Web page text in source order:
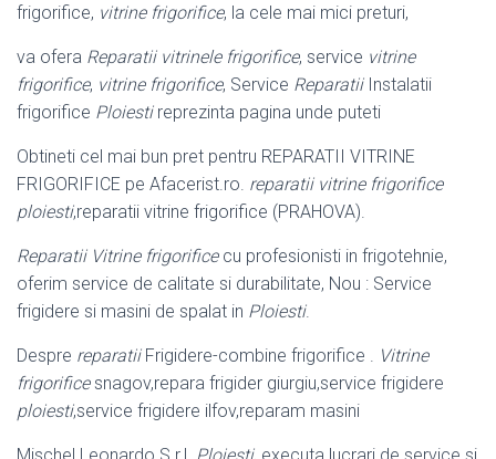
frigorifice, vitrine frigorifice, la cele mai mici preturi,
va ofera Reparatii vitrinele frigorifice, service vitrine
frigorifice, vitrine frigorifice, Service ReparatiiInstalatii
frigorifice Ploiestireprezinta pagina unde puteti
Obtineti cel mai bun pret pentru REPARATII VITRINE
FRIGORIFICE pe Afacerist.ro. reparatii vitrine frigorifice
ploiesti,reparatii vitrine frigorifice (PRAHOVA).
Reparatii Vitrine frigorificecu profesionisti in frigotehnie,
oferim service de calitate si durabilitate, Nou : Service
frigidere si masini de spalat in Ploiesti.
Despre reparatiiFrigidere-combine frigorifice . Vitrine
frigorificesnagov,repara frigider giurgiu,service frigidere
ploiesti,service frigidere ilfov,reparam masini